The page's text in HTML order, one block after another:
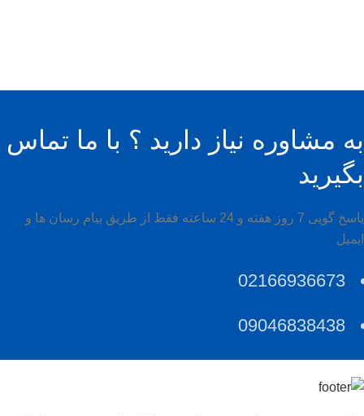
به مشاوره نیاز دارید ؟ با ما تماس
بگیرید
پاسخ گویی 7 روز هفته و 24 ساعته فقط از طریق پیام رسان ها و
ایمیل
02166936673
09046838438